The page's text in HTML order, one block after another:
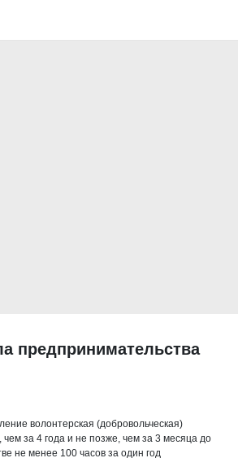
предпринимательства
волонтерская (добровольческая)
чем за 4 года и не позже, чем за 3 месяца до
не менее 100 часов за один год